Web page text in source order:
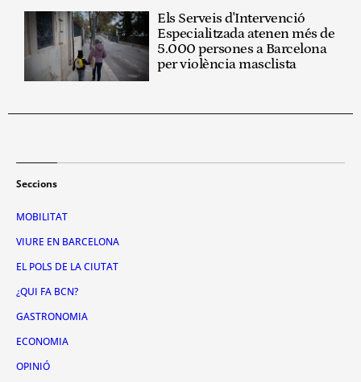
Els Serveis d'Intervenció
Especialitzada atenen més de
5.000 persones a Barcelona
per violència masclista
Seccions
MOBILITAT
VIURE EN BARCELONA
EL POLS DE LA CIUTAT
¿QUI FA BCN?
GASTRONOMIA
ECONOMIA
OPINIÓ